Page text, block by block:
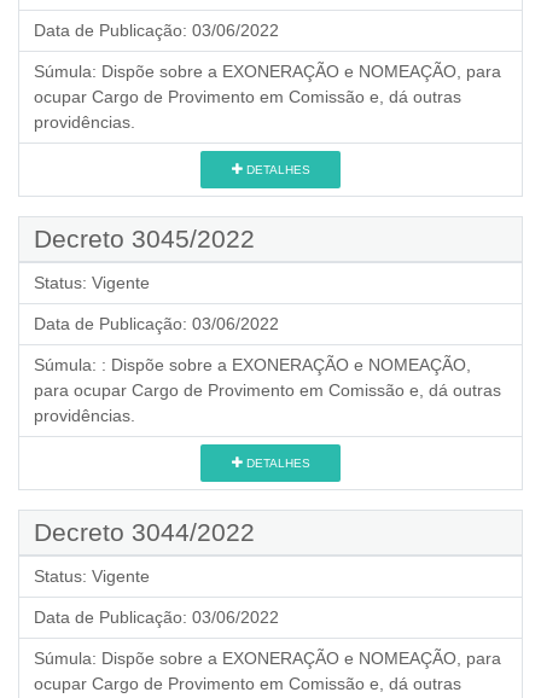
Data de Publicação: 03/06/2022
Súmula: Dispõe sobre a EXONERAÇÃO e NOMEAÇÃO, para
ocupar Cargo de Provimento em Comissão e, dá outras
providências.
DETALHES
Decreto 3045/2022
Status: Vigente
Data de Publicação: 03/06/2022
Súmula: : Dispõe sobre a EXONERAÇÃO e NOMEAÇÃO,
para ocupar Cargo de Provimento em Comissão e, dá outras
providências.
DETALHES
Decreto 3044/2022
Status: Vigente
Data de Publicação: 03/06/2022
Súmula: Dispõe sobre a EXONERAÇÃO e NOMEAÇÃO, para
ocupar Cargo de Provimento em Comissão e, dá outras